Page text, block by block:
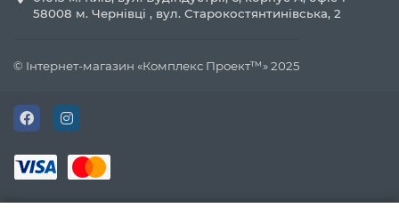
58008 м. Чернівці , вул. Старокостянтинівська, 2
© Інтернет-магазин «Комплекс Проект™» 2025